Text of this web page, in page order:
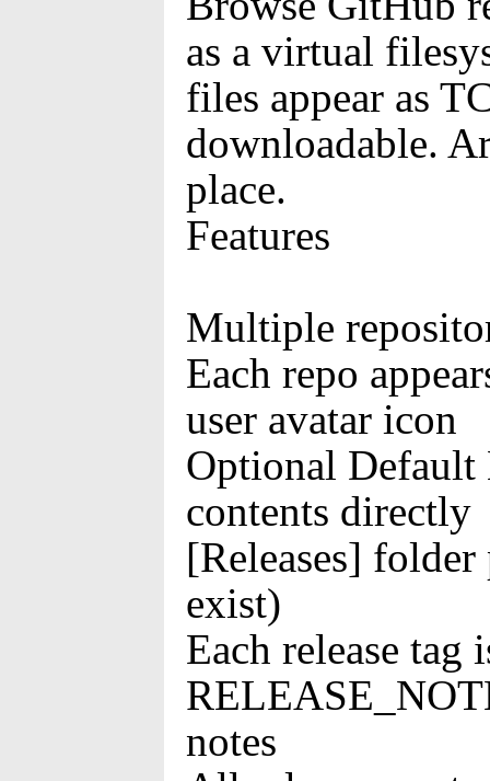
as a virtual
files appear as
downloadable.
place.
Features
Multiple
Each repo
user avatar icon
Optional Default
contents directly
[Releases]
exist)
Each release tag
notes